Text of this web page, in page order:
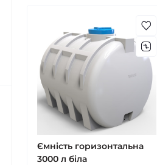
Ємність горизонтальна
3000 л біла